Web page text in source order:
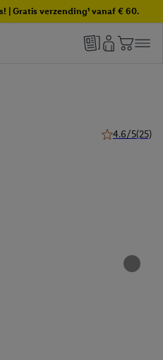
| Gratis verzending¹ vanaf € 60.
4.6/5(25)